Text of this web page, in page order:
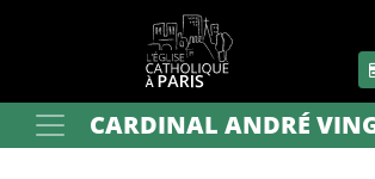
Votre rechercheCARDINAL ANDRÉ
Panneau de gestion des cookies